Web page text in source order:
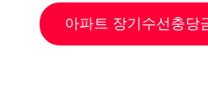
아파트 장기수선충당